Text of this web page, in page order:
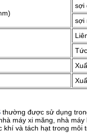
sợi
sợi
thường được sử dụng
máy xi măng, nhà
khí và tách hạt trong